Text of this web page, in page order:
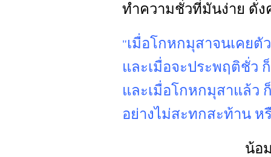
ทำความชั่วที่มันง่าย ดั่ง
"เมื่อโกหกมุสาจนเคย
และเมื่อจะประพฤติชั่ว
และเมื่อโกหกมุสาแล้ว
อย่างไม่สะทกสะท้าน ห
น้อ